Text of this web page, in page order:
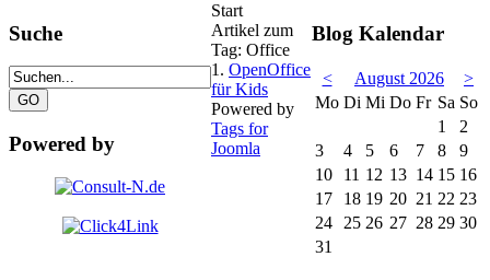
Suche
Powered by
Start
Artikel zum
Tag: Office
1. OpenOffice
für Kids
Powered by
Tags for
Joomla
Blog Kalendar
< August 2026
>
Mo Di Mi Do Fr Sa So
1
2
3
4 5 6 7 8
9
10
11 12 13 14 15 16
17
18 19 20 21 22 23
24 25 26 27 28 29 30
31